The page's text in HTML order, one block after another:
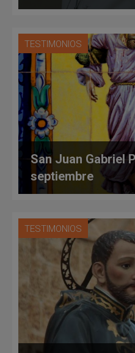
TESTIMONIOS
San Juan Gabriel
septiembre
TESTIMONIOS